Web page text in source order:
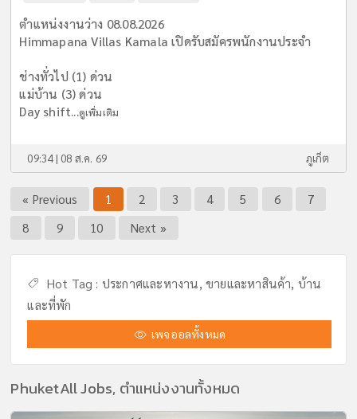
ตำแหน่งงานว่าง 08.08.2026
Himmapana Villas Kamala เปิดรับสมัครพนักงานประจำ
ช่างทั่วไป (1) ด่วน
แม่บ้าน (3) ด่วน
Day shift...ดูเพิ่มเติม
09:34 | 08 ส.ค. 69 ภูเก็ต
« Previous 1 2 3 4 5 6
7
8
9 10 Next »
Hot Tag : ประกาศและหางาน, ขายและหาสินค้า, บ้าน
และที่พัก
เพจออลทั้งหมด
PhuketAll Jobs, ตำแหน่งงานทั้งหมด